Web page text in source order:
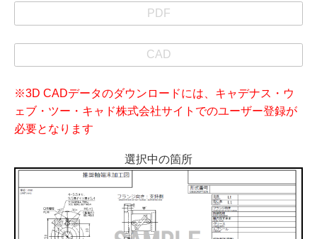
PDF
CAD
※3D CADデータのダウンロードには、キャデナス・ウ
ェブ・ツー・キャド株式会社サイトでのユーザー登録が
必要となります
選択中の箇所